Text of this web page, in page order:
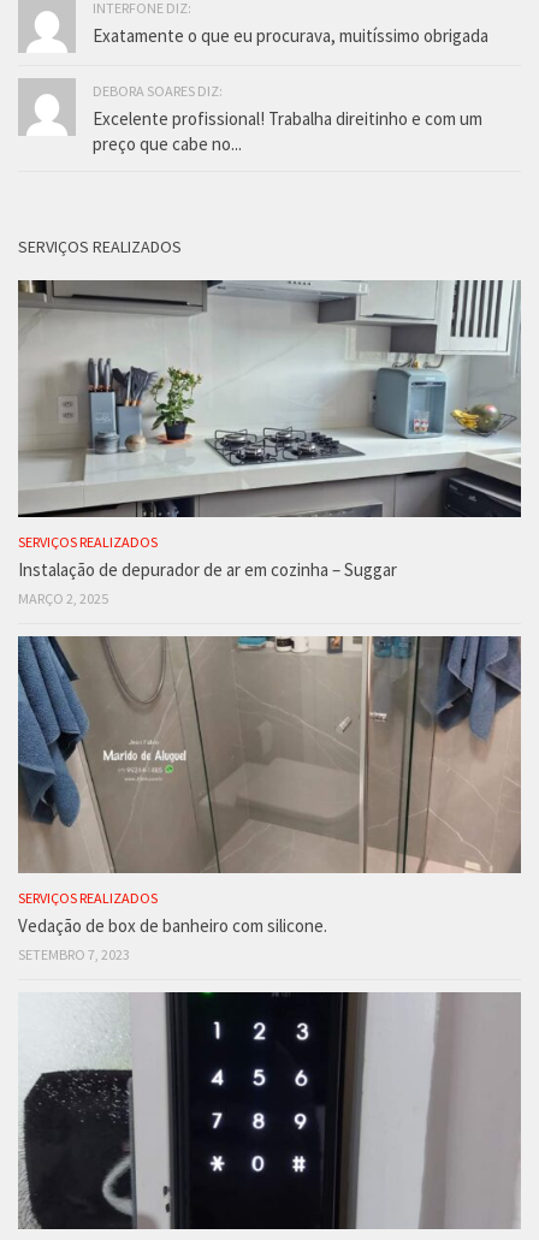
INTERFONE DIZ:
Exatamente o que eu procurava, muitíssimo obrigada
DEBORA SOARES DIZ:
Excelente profissional! Trabalha direitinho e com um
preço que cabe no...
SERVIÇOS REALIZADOS
SERVIÇOS REALIZADOS
Instalação de depurador de ar em cozinha – Suggar
MARÇO 2, 2025
SERVIÇOS REALIZADOS
Vedação de box de banheiro com silicone.
SETEMBRO 7, 2023